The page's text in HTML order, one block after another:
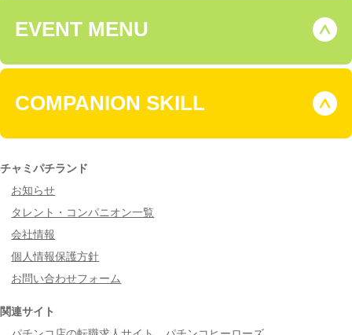
EVENT MENU
COMPANION SKILL
チャミパチランド
お知らせ
タレント・コンパニオン一覧
会社情報
個人情報保護方針
お問い合わせフォーム
関連サイト